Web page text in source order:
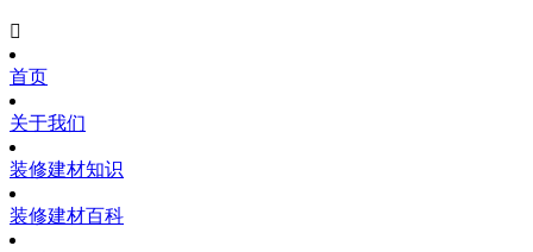

首页
关于我们
装修建材知识
装修建材百科